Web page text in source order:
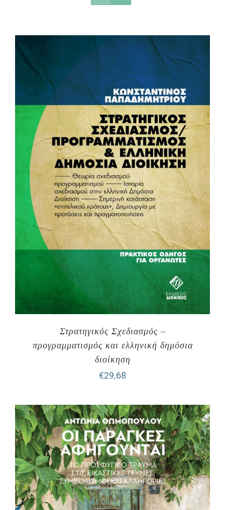
Στρατηγικός Σχεδιασμός –
προγραμματισμός και ελληνική δημόσια
διοίκηση
€29,68